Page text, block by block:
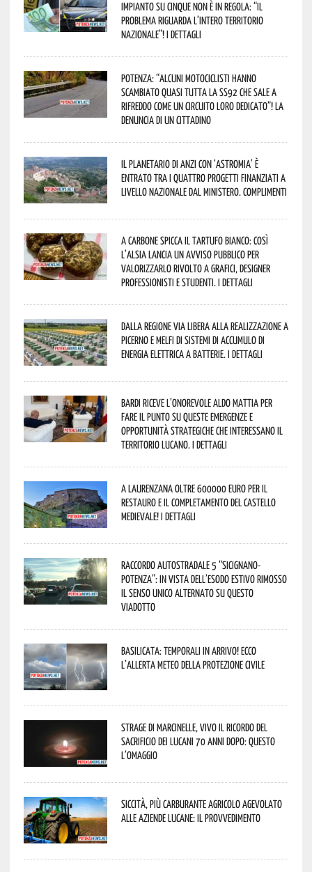
impianto su cinque non è in regola: “il
problema riguarda l’intero territorio
Nazionale”! I dettagli
Potenza: “alcuni motociclisti hanno
scambiato quasi tutta la SS92 che sale a
Rifreddo come un circuito loro dedicato”! La
denuncia di un cittadino
Il Planetario di Anzi con ‘Astromia’ è
entrato tra i quattro progetti finanziati a
livello nazionale dal Ministero. Complimenti
A Carbone spicca il tartufo bianco: così
l’Alsia lancia un avviso pubblico per
valorizzarlo rivolto a grafici, designer
professionisti e studenti. I dettagli
Dalla Regione via libera alla realizzazione a
Picerno e Melfi di sistemi di accumulo di
energia elettrica a batterie. I dettagli
Bardi riceve l’onorevole Aldo Mattia per
fare il punto su queste emergenze e
opportunità strategiche che interessano il
territorio lucano. I dettagli
A Laurenzana oltre 600000 euro per il
restauro e il completamento del Castello
Medievale! I dettagli
Raccordo Autostradale 5 “Sicignano-
Potenza”: in vista dell’esodo estivo rimosso
il senso unico alternato su questo
viadotto
Basilicata: temporali in arrivo! Ecco
l’allerta meteo della Protezione civile
Strage di Marcinelle, vivo il ricordo del
sacrificio dei lucani 70 anni dopo: questo
l’omaggio
Siccità, più carburante agricolo agevolato
alle aziende lucane: il provvedimento